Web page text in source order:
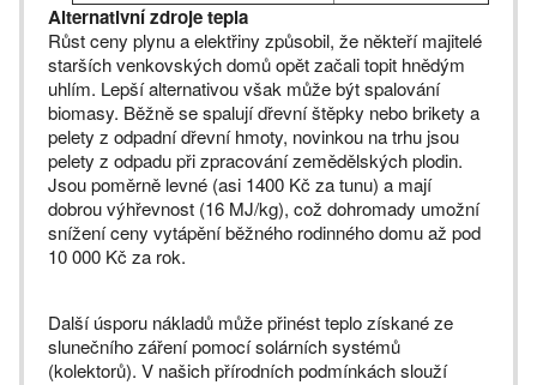
Alternativní zdroje tepla
Růst ceny plynu a elektřiny způsobil, že někteří majitelé
starších venkovských domů opět začali topit hnědým
uhlím. Lepší alternativou však může být spalování
biomasy. Běžně se spalují dřevní štěpky nebo brikety a
pelety z odpadní dřevní hmoty, novinkou na trhu jsou
pelety z odpadu při zpracování zemědělských plodin.
Jsou poměrně levné (asi 1400 Kč za tunu) a mají
dobrou výhřevnost (16 MJ/kg), což dohromady umožní
snížení ceny vytápění běžného rodinného domu až pod
10 000 Kč za rok.
Další úsporu nákladů může přinést teplo získané ze
slunečního záření pomocí solárních systémů
(kolektorů). V našich přírodních podmínkách slouží